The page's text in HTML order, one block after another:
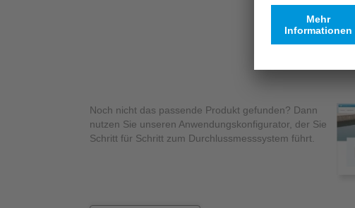
Noch nicht das passende Produkt gefunden? Dann
nutzen Sie unseren Anwendungskonfigurator, der Sie
Schritt für Schritt zum Durchlussmesssystem führt.